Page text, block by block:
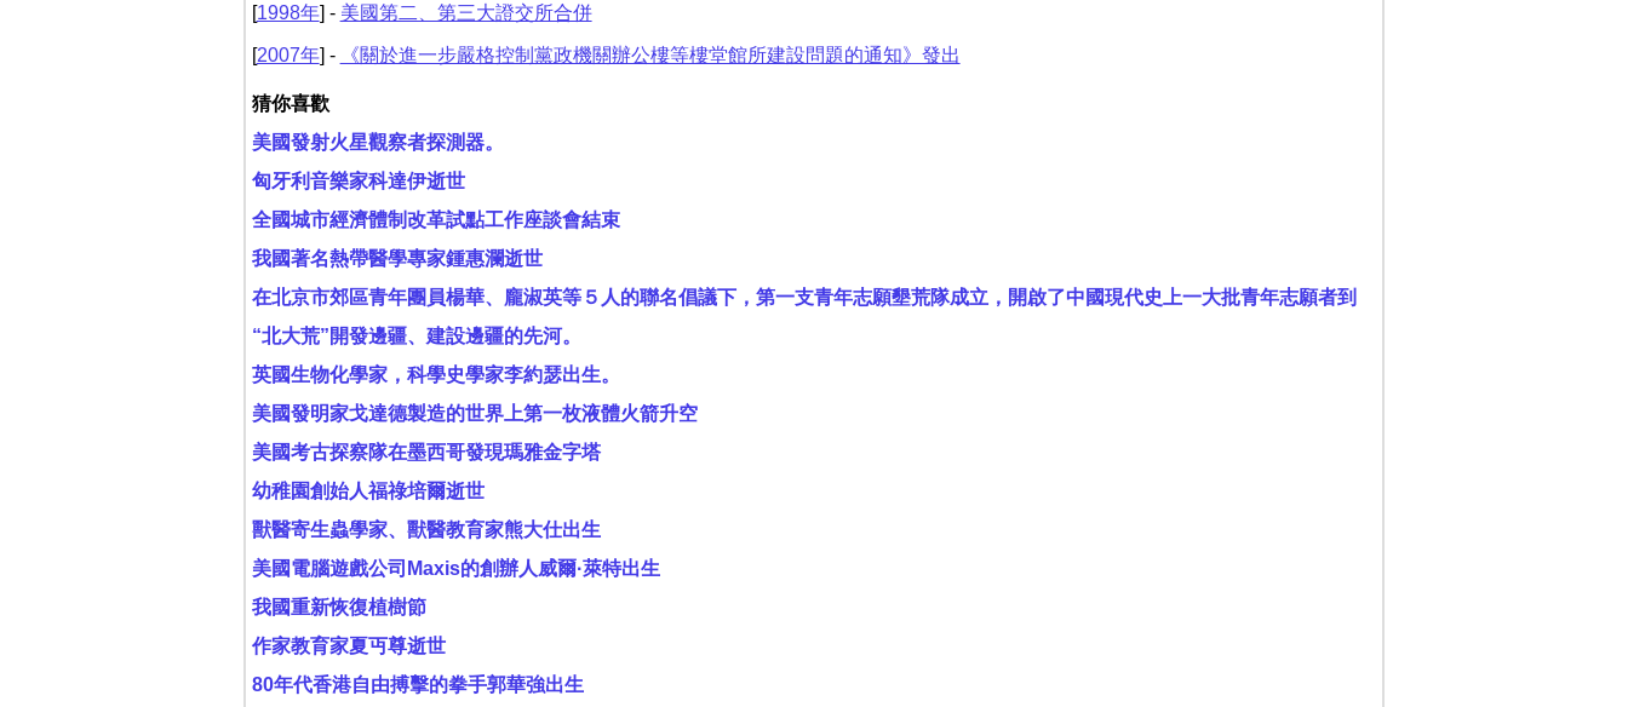
[1998年] - 美國第二、第三大證交所合併
[2007年] - 《關於進一步嚴格控制黨政機關辦公樓等樓堂館所建設問題的通知》發出
猜你喜歡
美國發射火星觀察者探測器。
匈牙利音樂家科達伊逝世
全國城市經濟體制改革試點工作座談會結束
我國著名熱帶醫學專家鍾惠瀾逝世
在北京市郊區青年團員楊華、龐淑英等５人的聯名倡議下，第一支青年志願墾荒隊成立，開啟了中國現代史上一大批青年志願者到
“北大荒”開發邊疆、建設邊疆的先河。
英國生物化學家，科學史學家李約瑟出生。
美國發明家戈達德製造的世界上第一枚液體火箭升空
美國考古探察隊在墨西哥發現瑪雅金字塔
幼稚園創始人福祿培爾逝世
獸醫寄生蟲學家、獸醫教育家熊大仕出生
美國電腦遊戲公司Maxis的創辦人威爾·萊特出生
我國重新恢復植樹節
作家教育家夏丏尊逝世
80年代香港自由搏擊的拳手郭華強出生